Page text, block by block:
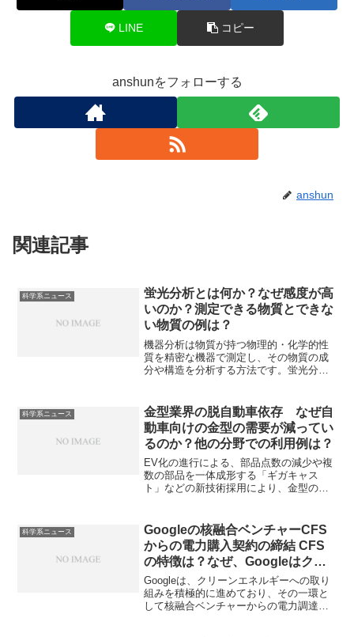
LINE コピー
anshunをフォローする
anshun
関連記事
科学系ニュース
蛍光分析とは何か？なぜ感度が高
いのか？測定できる物質とできな
い物質の例は？
機器分析は物質が持つ物理的・化学的性
質を精密な機器で測定し、その物質の成
分や構造を分析する方法です。蛍光分析
測定する分析手法です。感度が高い理由
や蛍光を発する物質の種類を知ることが
できます。
科学系ニュース
金型業界の脱自動車依存 なぜ自
動車向けの金型の需要が減ってい
るのか？他の分野での利用例は？
EV化の進行による、部品点数の減少や複
数の部品を一体成形する「ギガキャス
ト」などの新技術採用により、金型の需
金型の役割や他分野での応用例を知るこ
とができます。
科学系ニュース
Googleの核融合ベンチャーCFS
からの電力購入契約の締結 CFS
の特徴は？なぜ、Googleはクリ
ーンエネルギーへの取り組みに積
極的なのか？
Googleは、クリーンエネルギーへの取り
組みを積極的に進めており、その一環と
して核融合ベンチャーからの電力調達に